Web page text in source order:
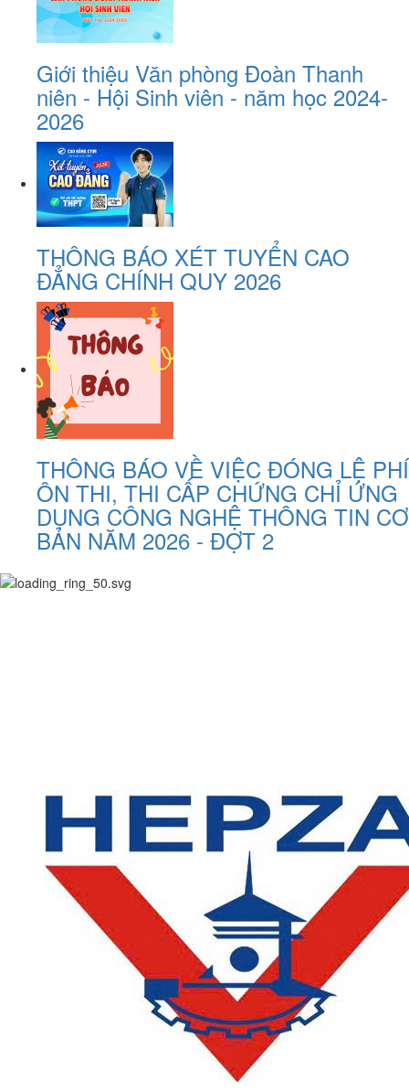
Giới thiệu Văn phòng Đoàn Thanh
niên - Hội Sinh viên - năm học 2024-
2026
THÔNG BÁO XÉT TUYỂN CAO
ĐẲNG CHÍNH QUY 2026
THÔNG BÁO VỀ VIỆC ĐÓNG LỆ PHÍ
ÔN THI, THI CẤP CHỨNG CHỈ ỨNG
DỤNG CÔNG NGHỆ THÔNG TIN CƠ
BẢN NĂM 2026 - ĐỢT 2